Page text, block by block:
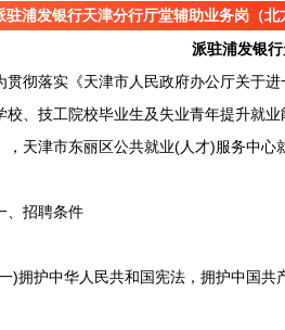
驻浦发银行天津分行厅堂辅助业务岗（
派驻浦发银
落实《天津市人民政府办公厅关于进
校、技工院校毕业生及失业青年提升就
，天津市东丽区公共就业(人才)服务中心
招聘条件
护中华人民共和国宪法，拥护中国共产